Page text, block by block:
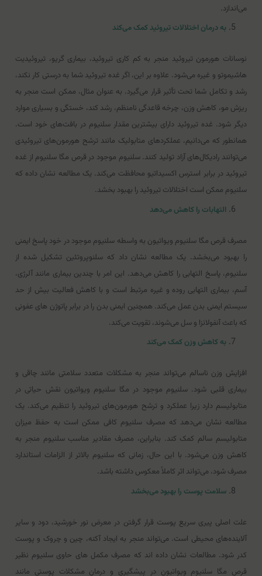
می‌اندازد.
به درمان اختلالات تیروئید کمک می‌کند
نوسانات هورمون تیروئید منجر به کم کاری تیروئید، بیماری گریو، تیروئیدیت
هاشیموتو و غیره می‌شود. علاوه بر این، اگر غده تیروئید شما به درستی کار نکند،
رشد و تکامل شما تحت تأثیر قرار می‌گیرد. به عنوان مثال، ممکن است منجر به
ریزش مو، کاهش وزن، چرخه قاعدگی نامنظم، رشد کند، خستگی و بسیاری موارد
دیگر شود. غده تیروئید دارای بیشترین مقدار سلنیوم در بافت‌های خود است.
همانطور که می‌دانیم، عملکردهای متابولیک مانند ترشح هورمون‌های تیروئیدی
می‌توانند رادیکال‌های آزاد تولید کنند. سلنیوم موجود در قرص مگا سلنیوم از غده
تیروئید در برابر استرس اکسیداتیو محافظت می‌کند. یک مطالعه نشان داده که
سلنیوم ممکن است اختلالات تیروئید را بهبود بخشد.
التهابات را کاهش می‌دهد
مصرف قرص مگا سلنیوم ویواتیون به واسطه سلنیوم موجود در خود پاسخ ایمنی
را بهبود می‌بخشد. یک مطالعه نشان داد که سلنوپروتئین تشکیل شده از
سلنیوم، پاسخ التهابی را کاهش می‌دهد. این امر با چندین بیماری مانند آلرژی،
آسم، بیماری التهابی روده و غیره مرتبط است و با کاهش فعالیت بیش از حد
سیستم ایمنی بدن عمل می‌کند. همچنین ایمنی بدن را در برابر پاتوژن های عفونی
که باعث آنفولانزا و سل می‌شوند، تقویت می‌کند.
به کاهش وزن کمک می‌کند
افزایش وزن ناسالم می‌تواند منجر به مشکلات متعدد سلامتی مانند چاقی و
بیماری قلبی شود. سلنیوم موجود در مگا سلنیوم ویواتیون نقش حیاتی در
متابولیسم دارد زیرا عملکرد و ترشح هورمون‌های تیروئید را تنظیم می‌کند. یک
مطالعه نشان می‌دهد که مصرف سلنیوم کافی ممکن است به حفظ میزان
متابولیسم سالم کمک کند. بنابراین، مصرف مقادیر مناسب سلنیوم منجر به
کاهش وزن می‌شود. با این حال، زمانی که سلنیوم بالاتر از الزامات استاندارد
مصرف شود، می‌تواند اثر کاملاً معکوس داشته باشد.
سلامت پوست را بهبود می‌بخشد
علت اصلی پیری سریع پوست قرار گرفتن در معرض نور خورشید، دود و سایر
آلاینده‌های محیطی است. می‌تواند منجر به ایجاد آکنه، چین و چروک و پوست
کدر شود. مطالعات نشان داده اند که مصرف مکمل های حاوی سلنیوم نظیر
قرص مگا سلنیوم ویواتیون در پیشگیری و درمان مشکلات پوستی مانند